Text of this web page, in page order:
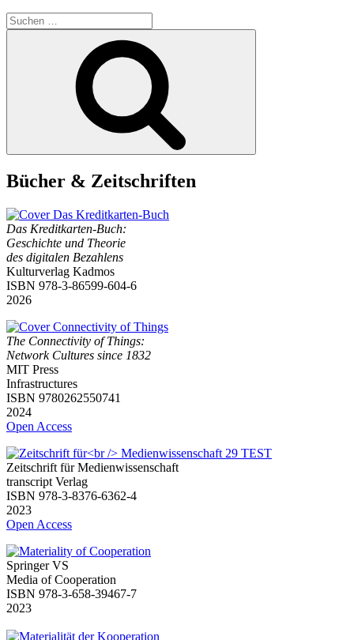
Suchen
nach:
Bücher & Zeitschriften
Das Kreditkarten-Buch:
Geschichte und Theorie
des digitalen Bezahlens
Kulturverlag Kadmos
ISBN 978-3-86599-604-6
2026
The Connectivity of Things:
Network Cultures since 1832
MIT Press
Infrastructures
ISBN 9780262550741
2024
Open Access
Zeitschrift für Medienwissenschaft
transcript Verlag
ISBN 978-3-8376-6362-4
2023
Open Access
Springer VS
Media of Cooperation
ISBN 978-3-658-39467-7
2023